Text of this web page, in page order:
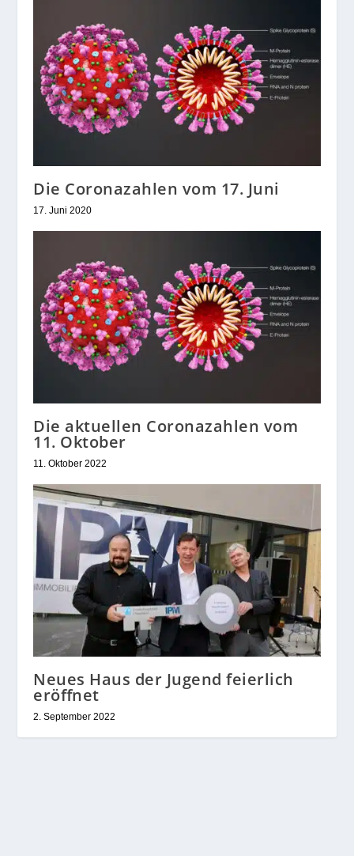
Die Coronazahlen vom 17. Juni
17. Juni 2020
Die aktuellen Coronazahlen vom
11. Oktober
11. Oktober 2022
Neues Haus der Jugend feierlich
eröffnet
2. September 2022